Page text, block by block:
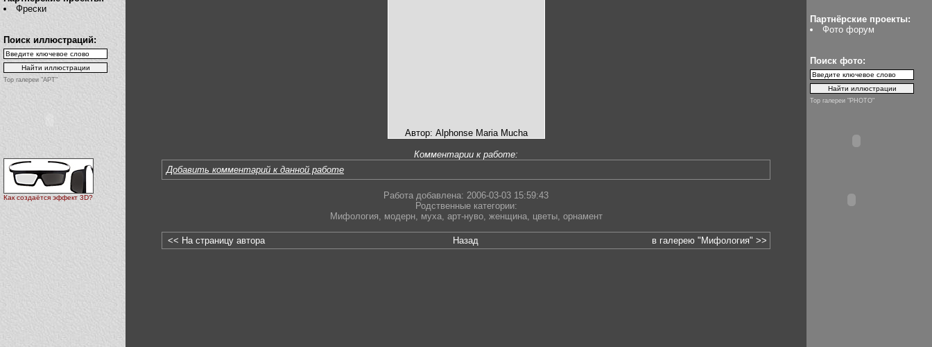
Фрески
Поиск иллюстраций:
Top галереи "АРТ"
Как создаётся эффект 3D?
Автор: Alphonse Maria Mucha
Комментарии к работе:
Добавить комментарий к данной работе
Работа добавлена: 2006-03-03 15:59:43
Родственные категории:
Мифология, модерн, муха, арт-нуво, женщина, цветы, орнамент
<< На страницу автора Назад в галерею "Мифология" >>
Партнёрские проекты:
Фото форум
Поиск фото:
Top галереи "PHOTO"